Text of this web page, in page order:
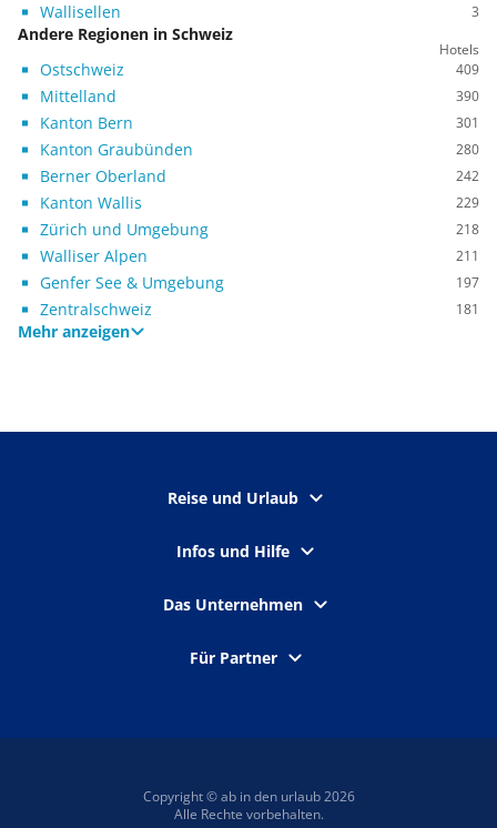
Wallisellen 3
Andere Regionen in Schweiz
Hotels
Ostschweiz 409
Mittelland 390
Kanton Bern 301
Kanton Graubünden 280
Berner Oberland 242
Kanton Wallis 229
Zürich und Umgebung 218
Walliser Alpen 211
Genfer See & Umgebung 197
Zentralschweiz 181
Mehr anzeigen
Reise und Urlaub
Infos und Hilfe
Das Unternehmen
Für Partner
Copyright © ab in den urlaub 2026
Alle Rechte vorbehalten.